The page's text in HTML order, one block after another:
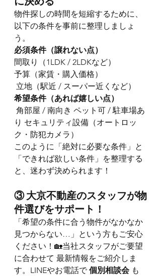
物件探しの時間を短縮するために、
以下の条件を事前に整理しましょ
う。
必須条件（譲れない点）
間取り（1LDK / 2LDKなど）
予算（家賃・購入価格）
立地（駅近 / スーパー近くなど）
希望条件（あれば嬉しい点）
り セキュリティ設備（オートロッ
ク・防犯カメラ）
このように「絶対に必要な条件」と
「できれば欲しい条件」を整理する
と、迷わず決められます！
③ 大京不動産のスタッフが物
件選びをサポート！
「希望の条件に合う物件がなかなか
見つからない…」という方もご安心
ください！🏡当社スタッフがご要望
に合わせて 最新情報をご紹介しま
す。LINEやお電話で 個別相談会 も